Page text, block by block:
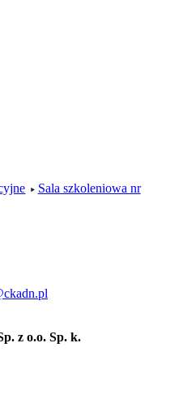
Sala szkoleniowa nr
z o.o. Sp. k.